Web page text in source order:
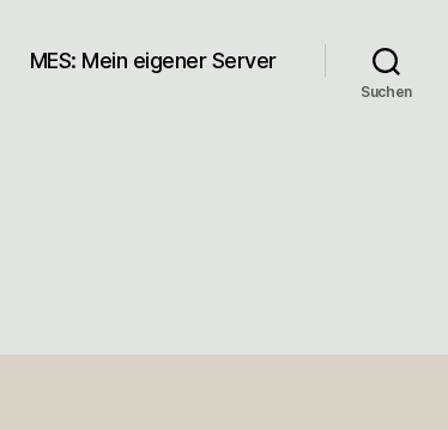
MES: Mein eigener Server
Suchen